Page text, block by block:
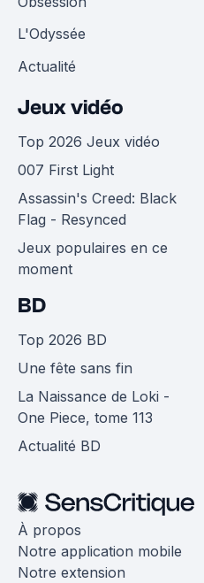
L'Odyssée
Actualité
Jeux vidéo
Top 2026 Jeux vidéo
007 First Light
Assassin's Creed: Black
Flag - Resynced
Jeux populaires en ce
moment
BD
Top 2026 BD
Une fête sans fin
La Naissance de Loki -
One Piece, tome 113
Actualité BD
À propos
Notre application mobile
Notre extension